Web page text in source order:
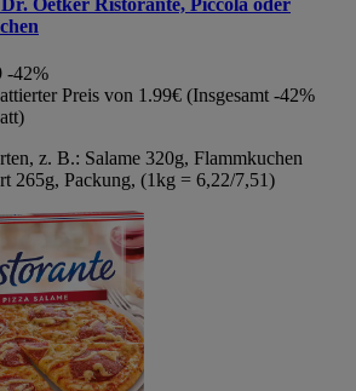
Dr. Oetker Ristorante, Piccola oder
-42%
Preis von 1.99€ (Insgesamt -42%
z. B.: Salame 320g, Flammkuchen
265g, Packung, (1kg = 6,22/7,51)